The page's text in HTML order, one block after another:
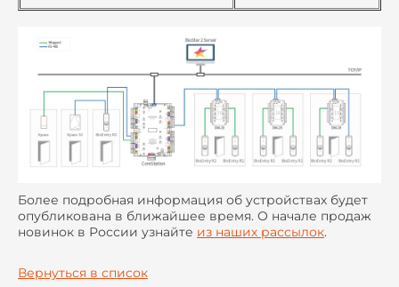
Более подробная информация об устройствах будет
опубликована в ближайшее время. О начале продаж
новинок в России узнайте из наших рассылок.
Вернуться в список